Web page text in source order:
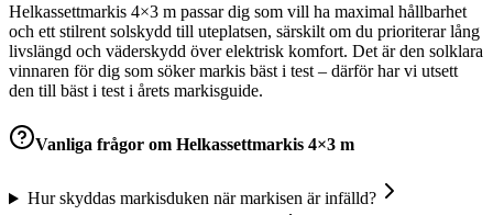
Helkassettmarkis 4×3 m passar dig som vill ha maximal hållbarhet
och ett stilrent solskydd till uteplatsen, särskilt om du prioriterar lång
livslängd och väderskydd över elektrisk komfort. Det är den solklara
vinnaren för dig som söker markis bäst i test – därför har vi utsett
den till bäst i test i årets markisguide.
Vanliga frågor om Helkassettmarkis 4×3 m
Hur skyddas markisduken när markisen är infälld?